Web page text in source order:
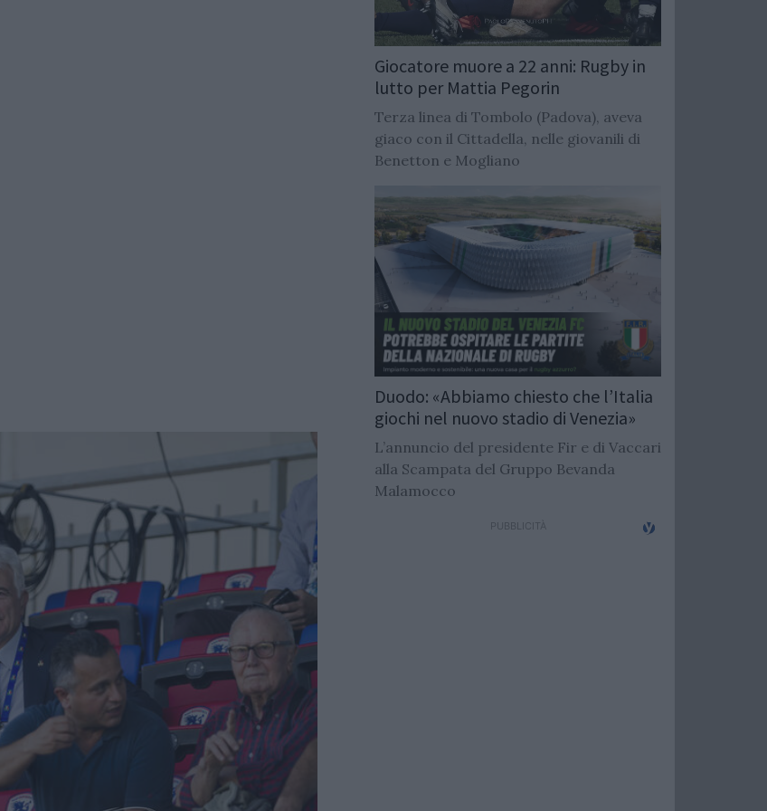
Giocatore muore a 22 anni: Rugby in
lutto per Mattia Pegorin
Terza linea di Tombolo (Padova), aveva
giaco con il Cittadella, nelle giovanili di
Benetton e Mogliano
Duodo: «Abbiamo chiesto che l’Italia
giochi nel nuovo stadio di Venezia»
L’annuncio del presidente Fir e di Vaccari
alla Scampata del Gruppo Bevanda
Malamocco